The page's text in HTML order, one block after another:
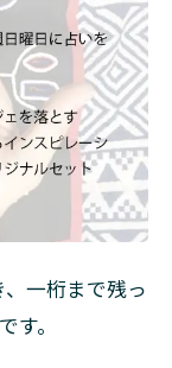
一桁まで残っ
です。